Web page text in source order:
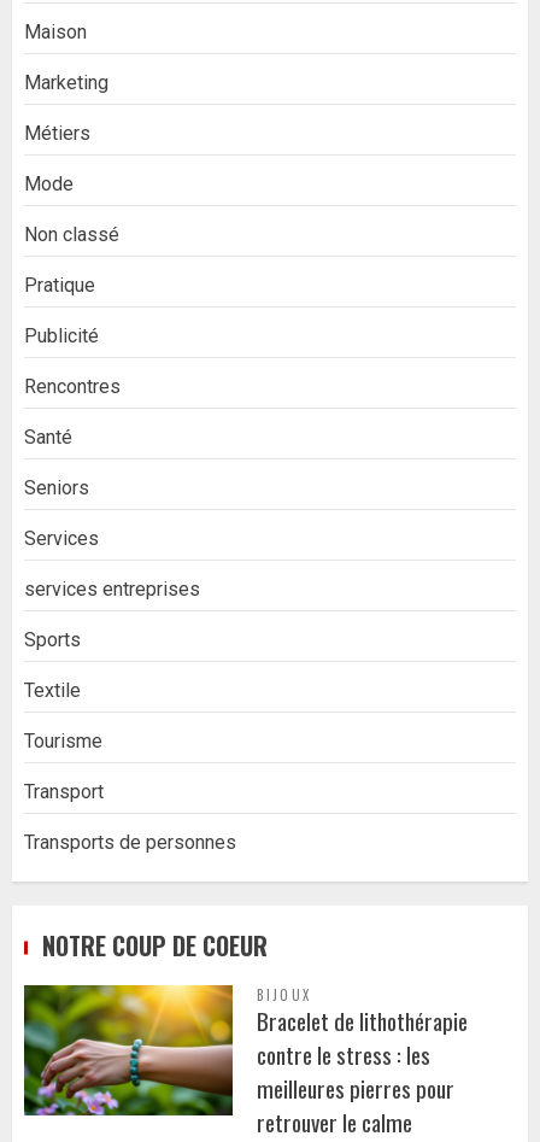
Maison
Marketing
Métiers
Mode
Non classé
Pratique
Publicité
Rencontres
Santé
Seniors
Services
services entreprises
Sports
Textile
Tourisme
Transport
Transports de personnes
NOTRE COUP DE COEUR
BIJOUX
Bracelet de lithothérapie
contre le stress : les
meilleures pierres pour
retrouver le calme